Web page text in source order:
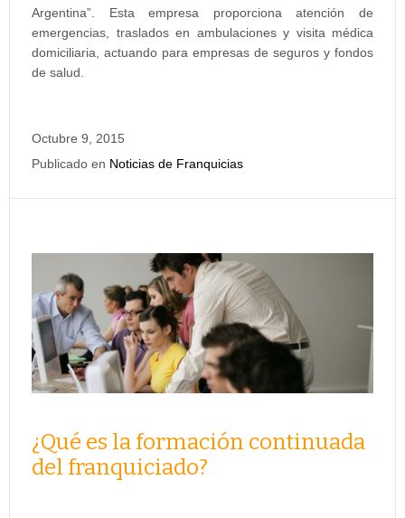
Argentina”. Esta empresa proporciona atención de
emergencias, traslados en ambulaciones y visita médica
domiciliaria, actuando para empresas de seguros y fondos
de salud.
Octubre 9, 2015
Publicado en Noticias de Franquicias
¿Qué es la formación continuada
del franquiciado?